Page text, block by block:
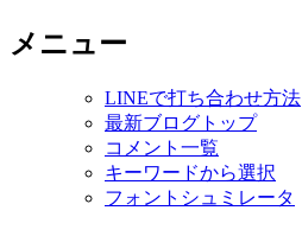
メニュー
LINEで打ち合わせ方法
最新ブログトップ
コメント一覧
キーワードから選択
フォントシュミレータ